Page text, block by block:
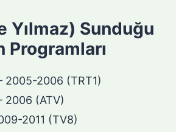
Yılmaz) Sunduğu
Programları
2005-2006 (TRT1)
2006 (ATV)
2011 (TV8)